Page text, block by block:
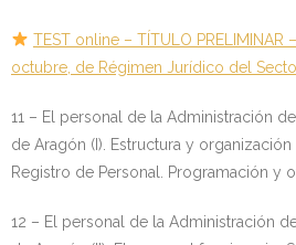
TEST online – TÍTULO
octubre, de Régimen Jurídico del
11 – El personal de la Administración
de Aragón (I). Estructura y
Registro de Personal. Programación y
12 – El personal de la Administración